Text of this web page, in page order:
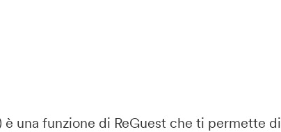
una funzione di ReGuest che ti permette di